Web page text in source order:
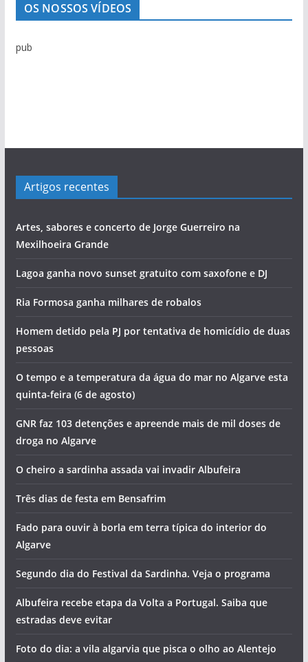
c
a
OS NOSSOS VÍDEOS
pub
Artigos recentes
Artes, sabores e concerto de Jorge Guerreiro na
Mexilhoeira Grande
Lagoa ganha novo sunset gratuito com saxofone e DJ
Ria Formosa ganha milhares de robalos
Homem detido pela PJ por tentativa de homicídio de duas
pessoas
O tempo e a temperatura da água do mar no Algarve esta
quinta-feira (6 de agosto)
GNR faz 103 detenções e apreende mais de mil doses de
droga no Algarve
O cheiro a sardinha assada vai invadir Albufeira
Três dias de festa em Bensafrim
Fado para ouvir à borla em terra típica do interior do
Algarve
Segundo dia do Festival da Sardinha. Veja o programa
Albufeira recebe etapa da Volta a Portugal. Saiba que
estradas deve evitar
Foto do dia: a vila algarvia que pisca o olho ao Alentejo